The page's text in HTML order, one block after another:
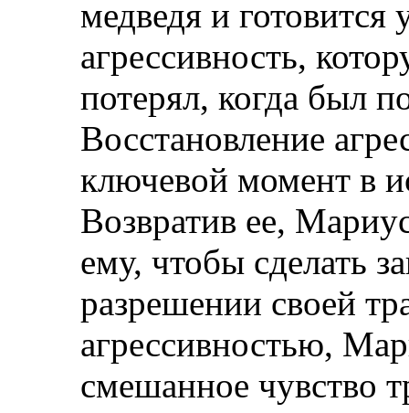
медведя и
агрессивность,
потерял, когда был
Восстановление
ключевой момент в
Возвратив ее,
ему, чтобы сделать
разрешении своей
агрессивностью,
смешанное чувство